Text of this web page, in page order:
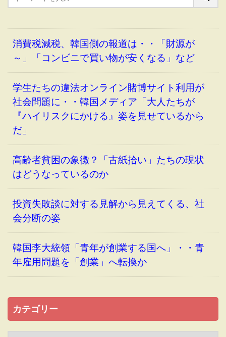
消費税減税、韓国側の報道は・・「財源が
～」「コンビニで買い物が安くなる」など
学生たちの違法オンライン賭博サイト利用が
社会問題に・・韓国メディア「大人たちが
『ハイリスクにかける』姿を見せているから
だ」
高齢者貧困の象徴？「古紙拾い」たちの現状
はどうなっているのか
投資失敗談に対する見解から見えてくる、社
会分断の姿
韓国李大統領「青年が創業する国へ」・・青
年雇用問題を「創業」へ転換か
カテゴリー